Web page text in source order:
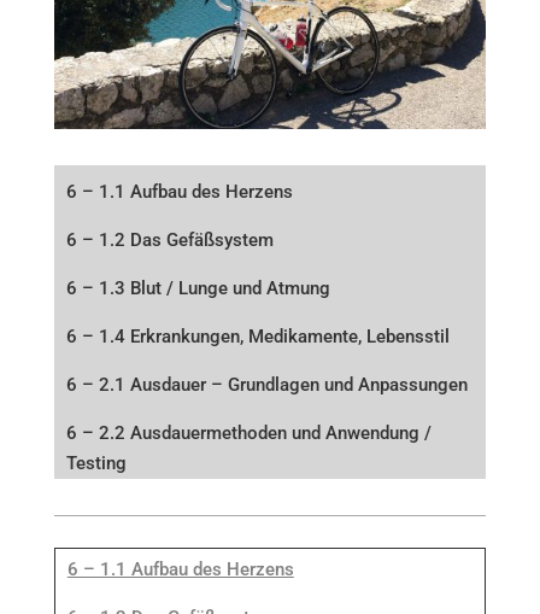
6 – 1.1 Aufbau des Herzens
6 – 1.2 Das Gefäßsystem
6 – 1.3 Blut / Lunge und Atmung
6 – 1.4 Erkrankungen, Medikamente, Lebensstil
6 – 2.1 Ausdauer – Grundlagen und Anpassungen
6 – 2.2 Ausdauermethoden und Anwendung /
Testing
6 – 1.1 Aufbau des Herzens